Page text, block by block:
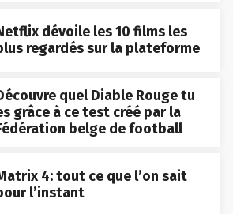
dévoile les 10 films les
regardés sur la plateforme
quel Diable Rouge tu
grâce à ce test créé par la
belge de football
4: tout ce que l’on sait
l’instant